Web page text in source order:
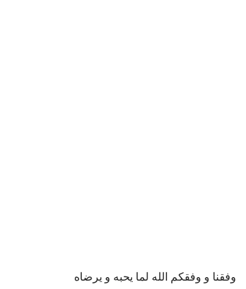
وفقنا و وفقكم الله لما يحبه و يرضاه